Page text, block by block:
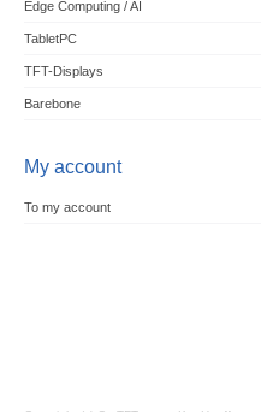
Edge Computing / AI
TabletPC
TFT-Displays
Barebone
My account
To my account